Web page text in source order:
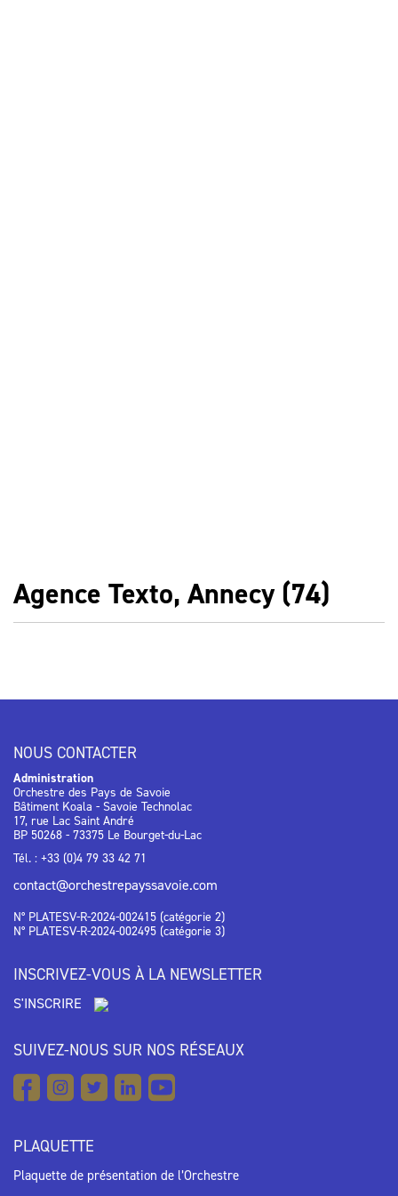
Agence Texto, Annecy (74)
NOUS CONTACTER
Administration
Orchestre des Pays de Savoie
Bâtiment Koala - Savoie Technolac
17, rue Lac Saint André
BP 50268 - 73375 Le Bourget-du-Lac
Tél. : +33 (0)4 79 33 42 71
contact@orchestrepayssavoie.com
N° PLATESV-R-2024-002415 (catégorie 2)
N° PLATESV-R-2024-002495 (catégorie 3)
INSCRIVEZ-VOUS À LA NEWSLETTER
S'INSCRIRE
SUIVEZ-NOUS SUR NOS RÉSEAUX
PLAQUETTE
Plaquette de présentation de l’Orchestre